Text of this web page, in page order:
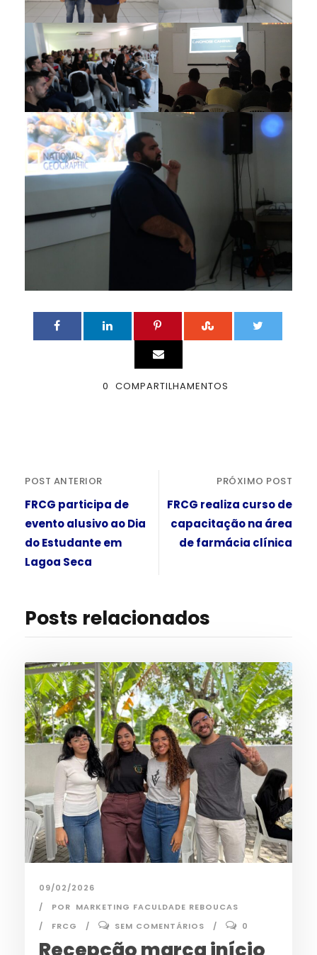
0 COMPARTILHAMENTOS
POST ANTERIOR
FRCG participa de
evento alusivo ao Dia
do Estudante em
Lagoa Seca
PRÓXIMO POST
FRCG realiza curso de
capacitação na área
de farmácia clínica
Posts relacionados
09/02/2026
POR MARKETING FACULDADE REBOUCAS
FRCG
SEM COMENTÁRIOS 0